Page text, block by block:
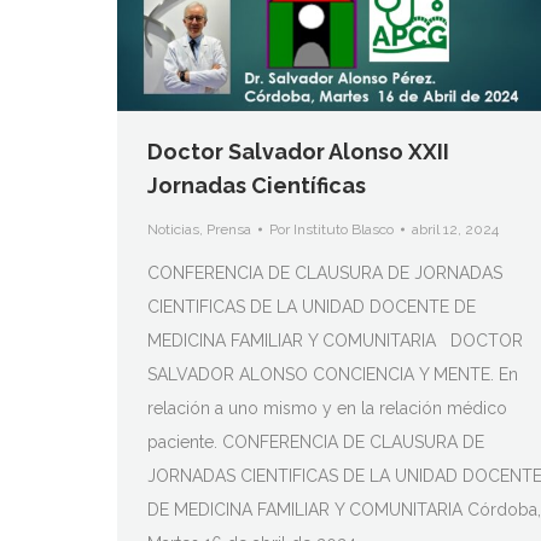
Doctor Salvador Alonso XXII
Jornadas Científicas
Noticias Prensa Por Instituto Blasco abril 12, 2024
CONFERENCIA DE CLAUSURA DE JORNADAS
CIENTIFICAS DE LA UNIDAD DOCENTE DE
MEDICINA FAMILIAR Y COMUNITARIA DOCTOR
SALVADOR ALONSO CONCIENCIA Y MENTE. En
relación a uno mismo y en la relación médico
paciente. CONFERENCIA DE CLAUSURA DE
JORNADAS CIENTIFICAS DE LA UNIDAD DOCENTE
DE MEDICINA FAMILIAR Y COMUNITARIA Córdoba,